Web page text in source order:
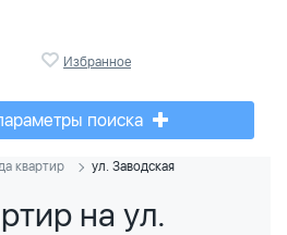
Избранное
поиска
квартир ул. Заводская
на ул.